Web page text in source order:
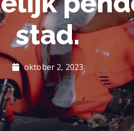
stad.
oktober 2, 2023